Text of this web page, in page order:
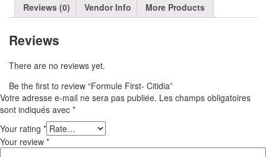
Reviews (0) Vendor Info More Products
Reviews
There are no reviews yet.
Be the first to review “Formule First- Citidia”
Votre adresse e-mail ne sera pas publiée. Les champs obligatoires
sont indiqués avec *
Your rating *
Your review *